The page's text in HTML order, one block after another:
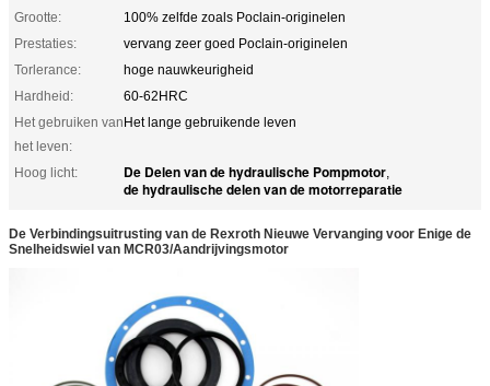
Grootte:
100% zelfde zoals Poclain-originelen
Prestaties:
vervang zeer goed Poclain-originelen
Torlerance:
hoge nauwkeurigheid
Hardheid:
60-62HRC
Het gebruiken van
het leven:
Het lange gebruikende leven
Hoog licht: De Delen van de hydraulische Pompmotor,
de hydraulische delen van de motorreparatie
De Verbindingsuitrusting van de Rexroth Nieuwe Vervanging voor Enige de
Snelheidswiel van MCR03/Aandrijvingsmotor